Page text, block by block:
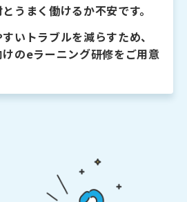
うまく働けるか不安です。
いトラブルを減らすため、
のeラーニング研修をご用意